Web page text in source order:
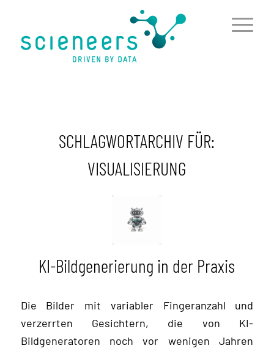
SCHLAGWORTARCHIV FÜR:
VISUALISIERUNG
KI-Bildgenerierung in der Praxis
Die Bilder mit variabler Fingeranzahl und
verzerrten Gesichtern, die von KI-
Bildgeneratoren noch vor wenigen Jahren